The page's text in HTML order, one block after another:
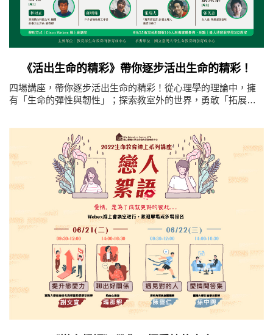
《活出生命的精彩》帶你逐步活出生命的精彩！
四場講座，帶你逐步活出生命的精彩！從心理學的理論中，擁
有「生命的彈性與韌性」；探索教室外的世界，勇敢「拓展生